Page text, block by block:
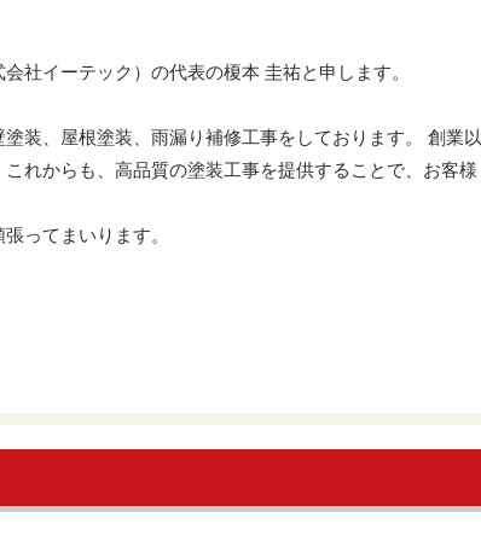
社イーテック）の代表の榎本 圭祐と申します。
装、屋根塗装、雨漏り補修工事をしております。 創業以
れからも、高品質の塗装工事を提供することで、お客様
ってまいります。